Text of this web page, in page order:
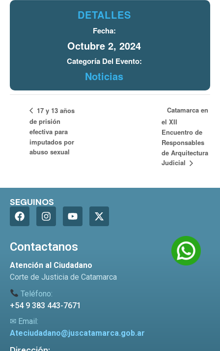
DETALLES
Fecha:
Octubre 2, 2024
Categoría Del Evento:
Noticias
17 y 13 años
de prisión
efectiva para
imputados por
abuso sexual
Catamarca en
el XII
Encuentro de
Responsables
de Arquitectura
Judicial
SEGUINOS
Contactanos
Atención al Ciudadano
Corte de Justicia de Catamarca
Teléfono:
+54 9 383 443-7671
✉ Email:
Ateciudadano@juscatamarca.gob.ar